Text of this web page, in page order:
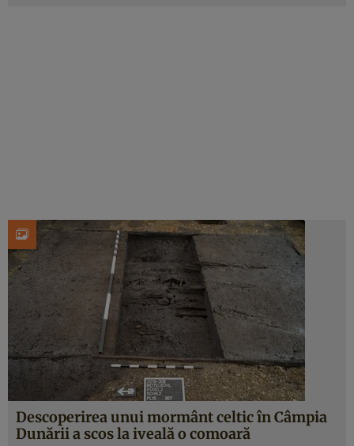
Descoperirea unui mormânt celtic în Câmpia
Dunării a scos la iveală o comoară